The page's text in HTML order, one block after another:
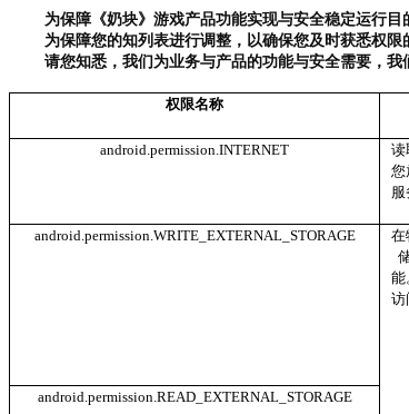
为保障 《奶块》游戏产品功能实现与安全稳定运行目
为保障您的知列表进行调整，以确保您及时获悉权限
请您知悉，我们为业务与产品的功能与安全需要，
权限名称
android.permission.INTERNET
读
您
android.permission.WRITE_EXTERNAL_STORAGE
在
能
访
android.permission.READ_EXTERNAL_STORAGE